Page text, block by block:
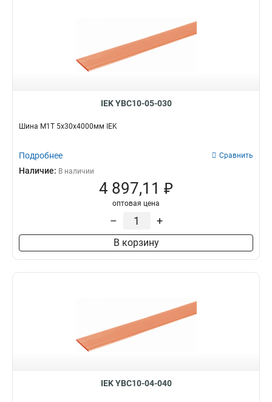
IEK YBC10-05-030
Шина М1Т 5х30х4000мм IEK
Подробнее Сравнить
Наличие: В наличии
4 897,11 ₽
оптовая цена
– +
В корзину
IEK YBC10-04-040